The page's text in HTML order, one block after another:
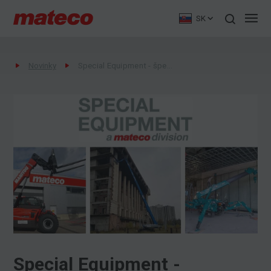
SK
Special Equipment -